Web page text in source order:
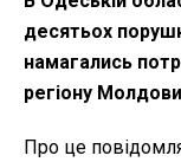
десятьох
намагались
регіону Молдови
Про це